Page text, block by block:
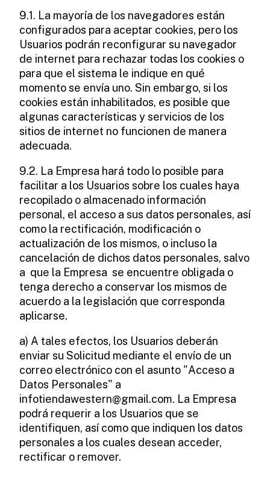
9.1. La mayoría de los navegadores están
configurados para aceptar cookies, pero los
Usuarios podrán reconfigurar su navegador
de internet para rechazar todas los cookies o
para que el sistema le indique en qué
momento se envía uno. Sin embargo, si los
cookies están inhabilitados, es posible que
algunas características y servicios de los
sitios de internet no funcionen de manera
adecuada.
9.2. La Empresa hará todo lo posible para
facilitar a los Usuarios sobre los cuales haya
recopilado o almacenado información
personal, el acceso a sus datos personales, así
como la rectificación, modificación o
actualización de los mismos, o incluso la
cancelación de dichos datos personales, salvo
a que la Empresa se encuentre obligada o
tenga derecho a conservar los mismos de
acuerdo a la legislación que corresponda
aplicarse.
a) A tales efectos, los Usuarios deberán
enviar su Solicitud mediante el envío de un
correo electrónico con el asunto "Acceso a
Datos Personales" a
infotiendawestern@gmail.com. La Empresa
podrá requerir a los Usuarios que se
identifiquen, así como que indiquen los datos
personales a los cuales desean acceder,
rectificar o remover.